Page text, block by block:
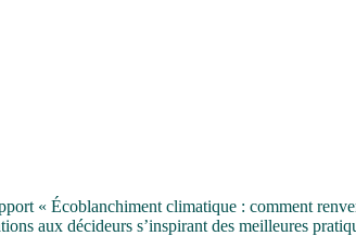
« Écoblanchiment climatique : comment
aux décideurs s’inspirant des meilleures